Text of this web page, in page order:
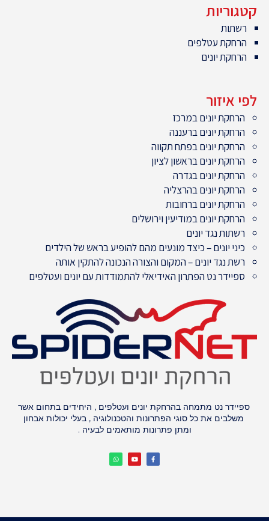
קטגוריות
רשתות
הרחקת עטלפים
הרחקת יונים
לפי איזור
הרחקת יונים במרכז
הרחקת יונים ברעננה
הרחקת יונים בפתח תקווה
הרחקת יונים בראשון לציון
הרחקת יונים בגדרה
הרחקת יונים בהרצליה
הרחקת יונים ברחובות
הרחקת יונים במודיעין וירושלים
רשתות נגד יונים
כיני יונים – כיצד מונעים מהם להופיע בראש של הילדים
רשת נגד יונים – המקום והצורה הנכונה להתקין אותה
ספיידר נט הפתרון האידיאלי להתמודדות עם יונים ועטלפים
ספיידר נט מתמחה בהרחקת יונים ועטלפים , היחידים בתחום אשר
משלבים את כל סוגי הפתרונות והטכנולוגיה , בעלי יכולות אבחון
ומתן פתרונות מותאמים לבעיה .